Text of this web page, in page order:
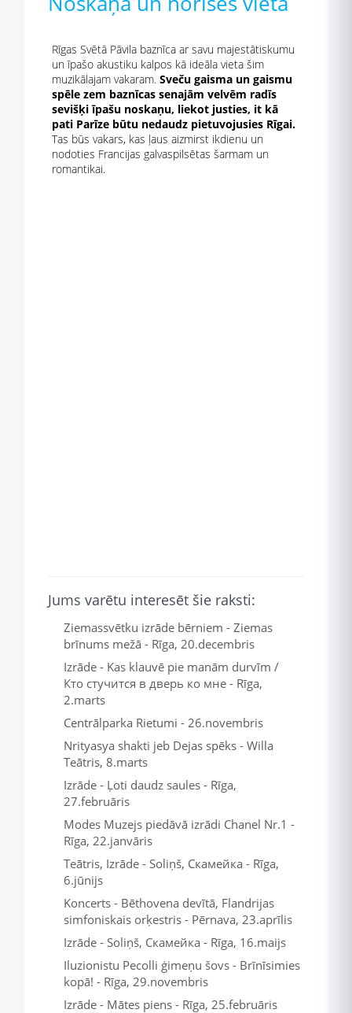
Rīgas Svētā Pāvila baznīca ar savu majestātiskumu
un īpašo akustiku kalpos kā ideāla vieta šim
muzikālajam vakaram. Sveču gaisma un gaismu
spēle zem baznīcas senajām velvēm radīs
sevišķi īpašu noskaņu, liekot justies, it kā
pati Parīze būtu nedaudz pietuvojusies Rīgai.
Tas būs vakars, kas ļaus aizmirst ikdienu un
nodoties Francijas galvaspilsētas šarmam un
romantikai.
Jums varētu interesēt šie raksti:
Ziemassvētku izrāde bērniem - Ziemas
brīnums mežā - Rīga, 20.decembris
Izrāde - Kas klauvē pie manām durvīm /
Кто стучится в дверь ко мне - Rīga,
2.marts
Centrālparka Rietumi - 26.novembris
Nrityasya shakti jeb Dejas spēks - Willa
Teātris, 8.marts
Izrāde - Ļoti daudz saules - Rīga,
27.februāris
Modes Muzejs piedāvā izrādi Chanel Nr.1 -
Rīga, 22.janvāris
Teātris, Izrāde - Soliņš, Скамейка - Rīga,
6.jūnijs
Koncerts - Bēthovena devītā, Flandrijas
simfoniskais orķestris - Pērnava, 23.aprīlis
Izrāde - Soliņš, Скамейка - Rīga, 16.maijs
Iluzionistu Pecolli ģimeņu šovs - Brīnīsimies
kopā! - Rīga, 29.novembris
Izrāde - Mātes piens - Rīga, 25.februāris